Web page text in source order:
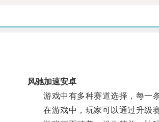
风驰加速安卓
游戏中有多种赛道选择，每一条
在游戏中，玩家可以通过升级赛